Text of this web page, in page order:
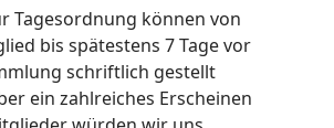
Tagesordnung können von
bis spätestens 7 Tage vor
schriftlich gestellt
ein zahlreiches Erscheinen